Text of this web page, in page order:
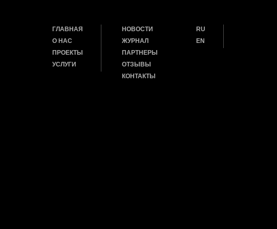
ГЛАВНАЯ
О НАС
ПРОЕКТЫ
УСЛУГИ
НОВОСТИ
ЖУРНАЛ
ПАРТНЕРЫ
ОТЗЫВЫ
КОНТАКТЫ
RU
EN